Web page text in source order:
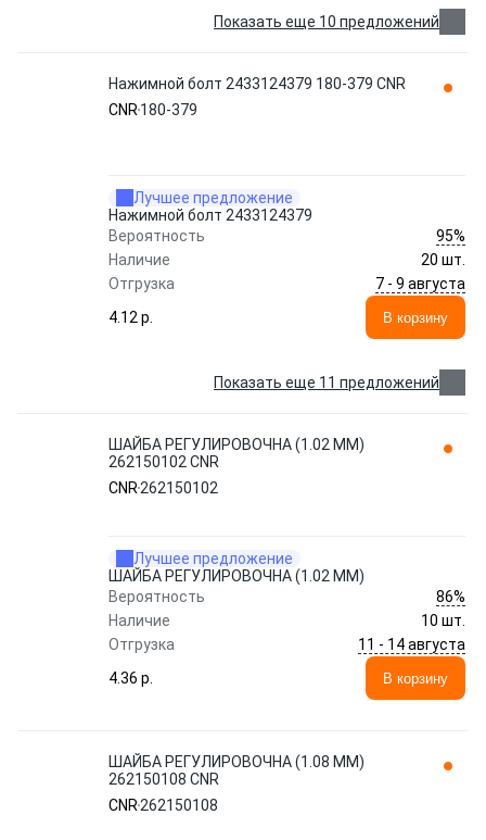
Показать еще 10 предложений
Нажимной болт 2433124379 180-379 CNR
CNR 180-379
Лучшее предложение
Нажимной болт 2433124379
Вероятность
95%
Наличие
20 шт.
Отгрузка
7 - 9 августа
4.12 p.
В корзину
Показать еще 11 предложений
ШАЙБА РЕГУЛИРОВОЧНА (1.02 MM)
262150102 CNR
CNR 262150102
Лучшее предложение
ШАЙБА РЕГУЛИРОВОЧНА (1.02 MM)
Вероятность
86%
Наличие
10 шт.
Отгрузка
11 - 14 августа
4.36 p.
В корзину
ШАЙБА РЕГУЛИРОВОЧНА (1.08 MM)
262150108 CNR
CNR 262150108